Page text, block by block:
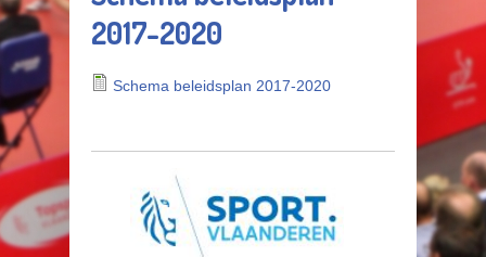
2017-2020
Schema beleidsplan 2017-2020